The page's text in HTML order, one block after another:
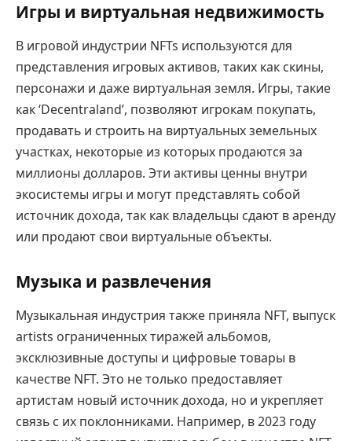
Игры и виртуальная недвижимость
В игровой индустрии NFTs используются для
представления игровых активов, таких как скины,
персонажи и даже виртуальная земля. Игры, такие
как ‘Decentraland’, позволяют игрокам покупать,
продавать и строить на виртуальных земельных
участках, некоторые из которых продаются за
миллионы долларов. Эти активы ценны внутри
экосистемы игры и могут представлять собой
источник дохода, так как владельцы сдают в аренду
или продают свои виртуальные объекты.
Музыка и развлечения
Музыкальная индустрия также приняла NFT, выпуск
artists ограниченных тиражей альбомов,
эксклюзивные доступы и цифровые товары в
качестве NFT. Это не только предоставляет
артистам новый источник дохода, но и укрепляет
связь с их поклонниками. Например, в 2023 году